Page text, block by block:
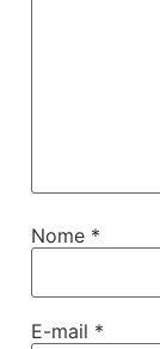
Nome *
E-mail *